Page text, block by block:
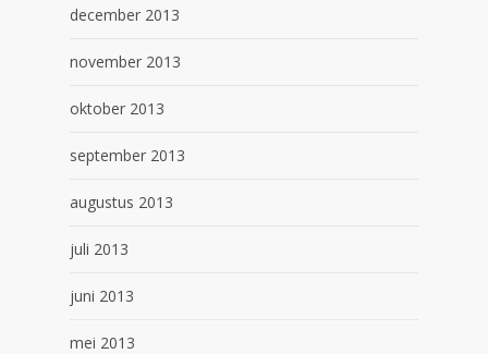
december 2013
november 2013
oktober 2013
september 2013
augustus 2013
juli 2013
juni 2013
mei 2013